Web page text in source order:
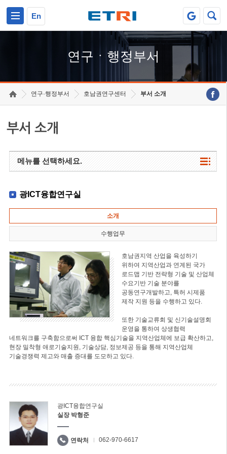
En
연구ㆍ행정부서
연구·행정부서 호남권연구센터 부서 소개
부서 소개
메뉴를 선택하세요.
광ICT융합연구실
소개
수행업무
호남권지역 산업을 육성하기
위하여 지역산업과 연계된 국가
로드맵 기반 전략형 기술 및 산업체
수요기반 기술 분야를
공동연구개발하고, 특허 시제품
제작 지원 등을 수행하고 있다.
또한 기술교류회 및 신기술설명회
운영을 통하여 상생협력
네트워크를 구축함으로써 ICT 융합 핵심기술을 지역산업체에 보급 확산하고,
현장 밀착형 애로기술지원, 기술상담, 정보제공 등을 통해 지역산업체
기술경쟁력 제고와 매출 증대를 도모하고 있다.
광ICT융합연구실
실장 박형준
연락처 062-970-6617